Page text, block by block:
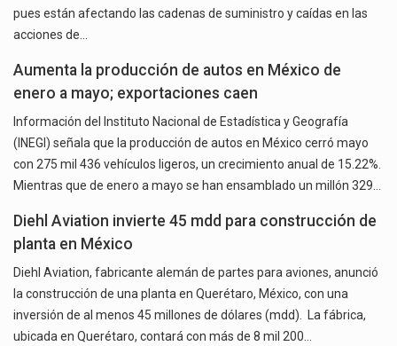
pues están afectando las cadenas de suministro y caídas en las
acciones de…
Aumenta la producción de autos en México de
enero a mayo; exportaciones caen
Información del Instituto Nacional de Estadística y Geografía
(INEGI) señala que la producción de autos en México cerró mayo
con 275 mil 436 vehículos ligeros, un crecimiento anual de 15.22%.
Mientras que de enero a mayo se han ensamblado un millón 329…
Diehl Aviation invierte 45 mdd para construcción de
planta en México
Diehl Aviation, fabricante alemán de partes para aviones, anunció
la construcción de una planta en Querétaro, México, con una
inversión de al menos 45 millones de dólares (mdd). La fábrica,
ubicada en Querétaro, contará con más de 8 mil 200…